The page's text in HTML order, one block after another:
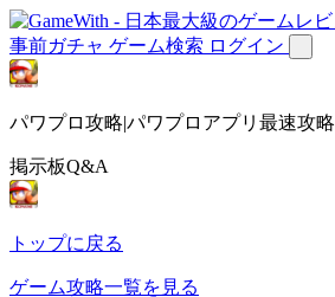
事前ガチャ ゲーム検索 ログイン
パワプロ攻略|パワプロアプリ最速攻略
掲示板Q&A
トップに戻る
ゲーム攻略一覧を見る